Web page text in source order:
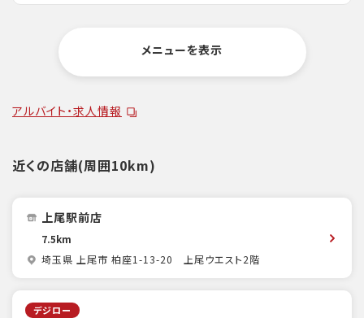
メニューを表示
アルバイト・求人情報
近くの店舗(周囲10km)
上尾駅前店
7.5km
埼玉県 上尾市 柏座1-13-20 上尾ウエスト2階
デジロー